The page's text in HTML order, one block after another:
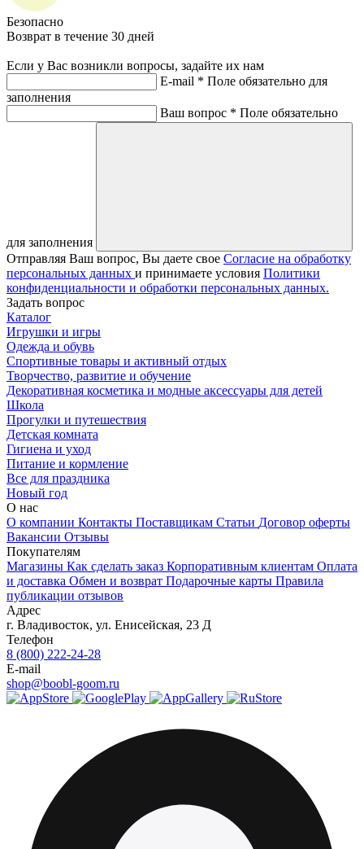
Безопасно
Возврат в течение 30 дней
Если у Вас возникли вопросы, задайте их нам
E-mail * Поле обязательно для
заполнения
Ваш вопрос * Поле обязательно
для заполнения
Отправляя Ваш вопрос, Вы даете свое Согласие на обработку
персональных данных и принимаете условия Политики
конфиденциальности и обработки персональных данных.
Задать вопрос
Каталог
Игрушки и игры
Одежда и обувь
Спортивные товары и активный отдых
Творчество, развитие и обучение
Декоративная косметика и модные аксессуары для детей
Школа
Прогулки и путешествия
Детская комната
Гигиена и уход
Питание и кормление
Все для праздника
Новый год
О нас
О компании Контакты Поставщикам Статьи Договор оферты
Вакансии Отзывы
Покупателям
Магазины Как сделать заказ Корпоративным клиентам Оплата
и доставка Обмен и возврат Подарочные карты Правила
публикации отзывов
Адрес
г. Владивосток, ул. Енисейская, 23 Д
Телефон
8 (800) 222-24-28
E-mail
shop@boobl-goom.ru